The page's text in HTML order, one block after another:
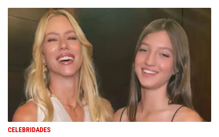
CELEBRIDADES